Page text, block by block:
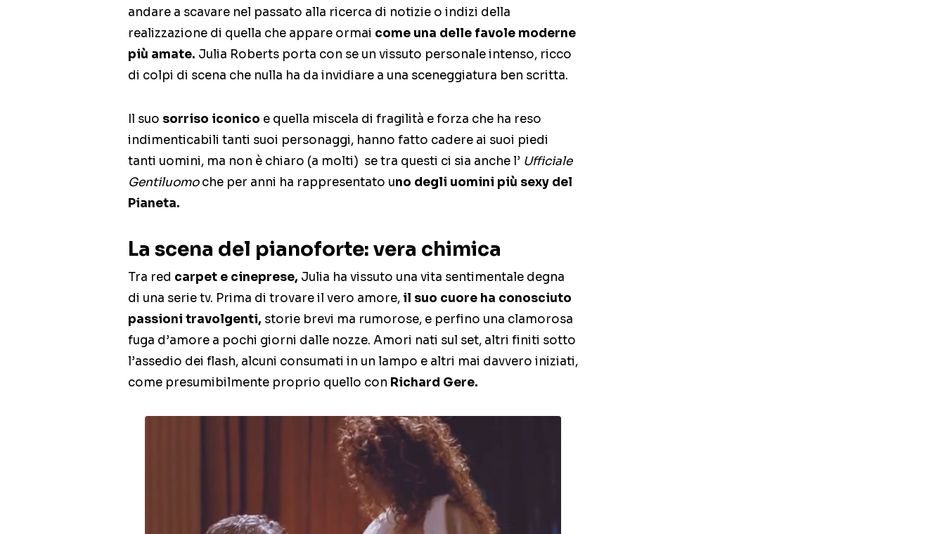
andare a scavare nel passato alla ricerca di notizie o indizi della
realizzazione di quella che appare ormai come una delle favole moderne
più amate. Julia Roberts porta con se un vissuto personale intenso, ricco
di colpi di scena che nulla ha da invidiare a una sceneggiatura ben scritta.
Il suo sorriso iconico e quella miscela di fragilità e forza che ha reso
indimenticabili tanti suoi personaggi, hanno fatto cadere ai suoi piedi
tanti uomini, ma non è chiaro (a molti) se tra questi ci sia anche l’ Ufficiale
Gentiluomoche per anni ha rappresentato uno degli uomini più sexy del
Pianeta.
La scena del pianoforte: vera chimica
Tra red carpet e cineprese, Julia ha vissuto una vita sentimentale degna
di una serie tv. Prima di trovare il vero amore, il suo cuore ha conosciuto
passioni travolgenti, storie brevi ma rumorose, e perfino una clamorosa
fuga d’amore a pochi giorni dalle nozze. Amori nati sul set, altri finiti sotto
l’assedio dei flash, alcuni consumati in un lampo e altri mai davvero iniziati,
come presumibilmente proprio quello con Richard Gere.